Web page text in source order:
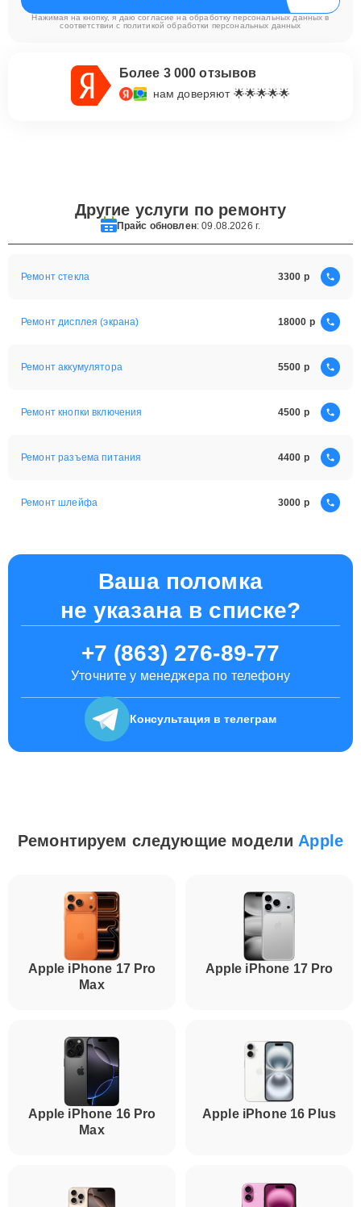
Нажимая на кнопку, я даю согласие на обработку персональных данных в
соответствии с политикой обработки персональных данных
Более 3 000 отзывов
нам доверяют 🌟🌟🌟🌟🌟
Другие услуги по ремонту
Прайс обновлен: 09.08.2026 г.
Ремонт стекла 3300
Ремонт дисплея (экрана) 18000
Ремонт аккумулятора 5500
Ремонт кнопки включения 4500
Ремонт разъема питания 4400
Ремонт шлейфа 3000
Ваша поломка
не указана в списке?
+7 (863) 276-89-77
Уточните у менеджера по телефону
Консультация в телеграм
Ремонтируем следующие модели Apple
Apple iPhone 17 Pro
Max
Apple iPhone 17 Pro
Apple iPhone 16 Pro
Max
Apple iPhone 16 Plus